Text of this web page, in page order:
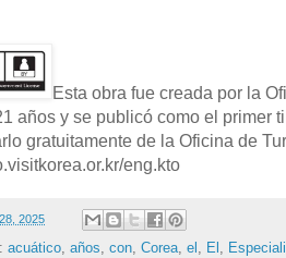
Esta obra fue creada por la
años y se publicó como el primer
gratuitamente de la Oficina de
eng.kto
2025
acuático, años, con, Corea, el , El ,